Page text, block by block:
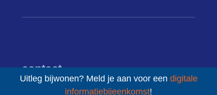
Uitleg bijwonen? Meld je aan voor een digitale
informatiebijeenkomst!
contact